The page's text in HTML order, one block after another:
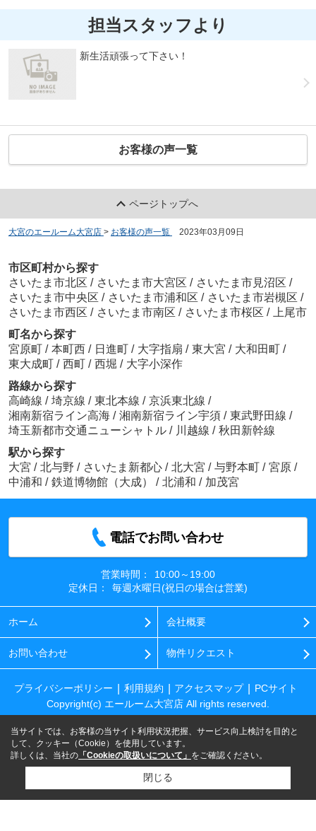
担当スタッフより
新生活頑張って下さい！
お客様の声一覧
ページトップへ
大宮のエールーム大宮店 > お客様の声一覧 2023年03月09日
市区町村から探す
さいたま市北区 / さいたま市大宮区 / さいたま市見沼区 /
さいたま市中央区 / さいたま市浦和区 / さいたま市岩槻区 /
さいたま市西区 / さいたま市南区 / さいたま市桜区 /
上尾市
町名から探す
宮原町 / 本町西 / 日進町 / 大字指扇 / 東大宮 / 大和田町 /
東大成町 / 西町 / 西堀 / 大字小深作
路線から探す
高崎線 / 埼京線 / 東北本線 / 京浜東北線 /
湘南新宿ライン高海 / 湘南新宿ライン宇須 / 東武野田線 /
埼玉新都市交通ニューシャトル / 川越線 / 秋田新幹線
駅から探す
大宮 / 北与野 / さいたま新都心 / 北大宮 / 与野本町 / 宮原 /
中浦和 / 鉄道博物館（大成） / 北浦和 / 加茂宮
電話でお問い合わせ
営業時間：
10:00～19:00
定休日：
毎週水曜日(祝日の場合は営業)
ホーム 会社概要
お問い合わせ 物件リクエスト
プライバシーポリシー 利用規約 アクセスマップ
PCサイト
Copyright(c) エールーム大宮店 All rights reserved.
当サイトでは、お客様の当サイト利用状況把握、サービス向上検討を目的と
して、クッキー（Cookie）を使用しています。
詳しくは、当社の 「Cookieの取扱いについて」 をご確認ください。
閉じる